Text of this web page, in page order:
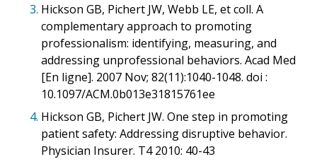
3. Hickson GB, Pichert JW, Webb LE, et coll. A
complementary approach to promoting
professionalism: identifying, measuring, and
addressing unprofessional behaviors. Acad Med
[En ligne]. 2007 Nov; 82(11):1040-1048. doi :
10.1097/ACM.0b013e31815761ee
4. Hickson GB, Pichert JW. One step in promoting
patient safety: Addressing disruptive behavior.
Physician Insurer. T4 2010: 40-43